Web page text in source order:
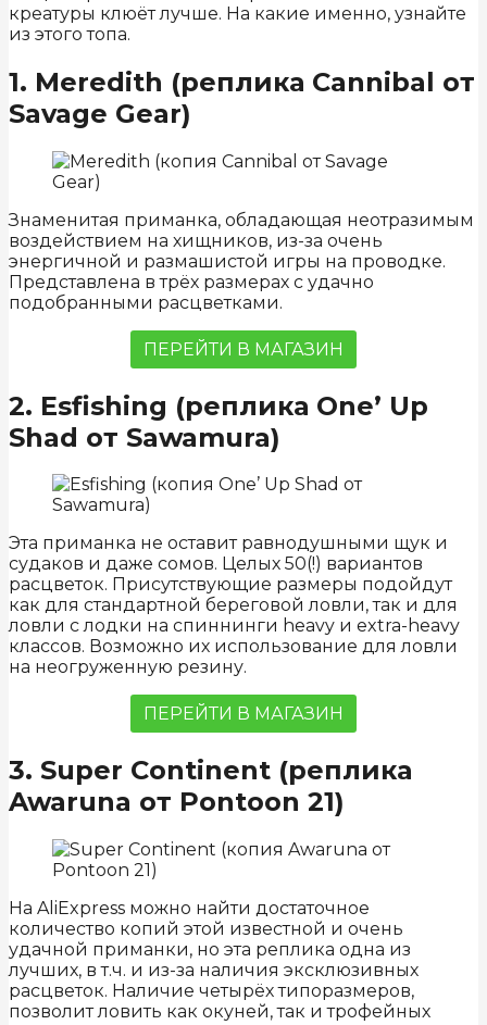
креатуры клюёт лучше. На какие именно, узнайте
из этого топа.
1. Meredith (реплика Cannibal от
Savage Gear)
Знаменитая приманка, обладающая неотразимым
воздействием на хищников, из-за очень
энергичной и размашистой игры на проводке.
Представлена в трёх размерах с удачно
подобранными расцветками.
ПЕРЕЙТИ В МАГАЗИН
2. Esfishing (реплика One’ Up
Shad от Sawamura)
Эта приманка не оставит равнодушными щук и
судаков и даже сомов. Целых 50(!) вариантов
расцветок. Присутствующие размеры подойдут
как для стандартной береговой ловли, так и для
ловли с лодки на спиннинги heavy и extra-heavy
классов. Возможно их использование для ловли
на неогруженную резину.
ПЕРЕЙТИ В МАГАЗИН
3. Super Continent (реплика
Awaruna от Pontoon 21)
На AliExpress можно найти достаточное
количество копий этой известной и очень
удачной приманки, но эта реплика одна из
лучших, в т.ч. и из-за наличия эксклюзивных
расцветок. Наличие четырёх типоразмеров,
позволит ловить как окуней, так и трофейных